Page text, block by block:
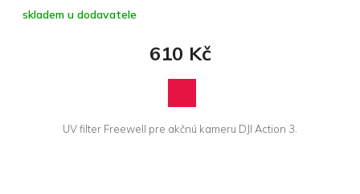
skladem u dodavatele
610 Kč
UV filter Freewell pre akčnú kameru DJI Action 3.